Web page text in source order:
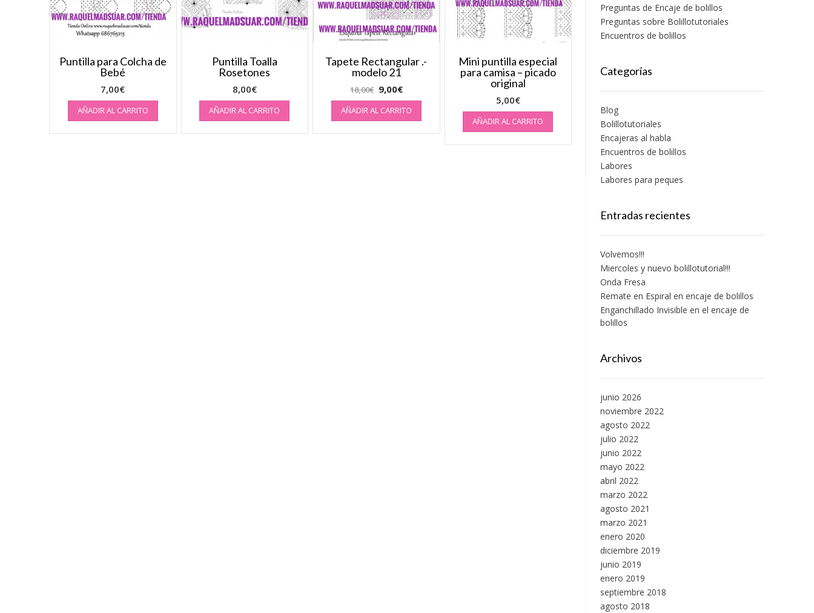
Puntilla para Colcha de
Bebé
7,00€
AÑADIR AL CARRITO
Puntilla Toalla
Rosetones
8,00€
AÑADIR AL CARRITO
Tapete Rectangular .-
modelo 21
18,00€ 9,00€
AÑADIR AL CARRITO
Mini puntilla especial
para camisa – picado
original
5,00€
AÑADIR AL CARRITO
Preguntas de Encaje de bolillos
Preguntas sobre Bolillotutoriales
Encuentros de bolillos
Categorías
Blog
Bolillotutoriales
Encajeras al habla
Encuentros de bolillos
Labores
Labores para peques
Entradas recientes
Volvemos!!!
Miercoles y nuevo bolillotutorial!!!
Onda Fresa
Remate en Espiral en encaje de bolillos
Enganchillado Invisible en el encaje de
bolillos
Archivos
junio 2026
noviembre 2022
agosto 2022
julio 2022
junio 2022
mayo 2022
abril 2022
marzo 2022
agosto 2021
marzo 2021
enero 2020
diciembre 2019
junio 2019
enero 2019
septiembre 2018
agosto 2018